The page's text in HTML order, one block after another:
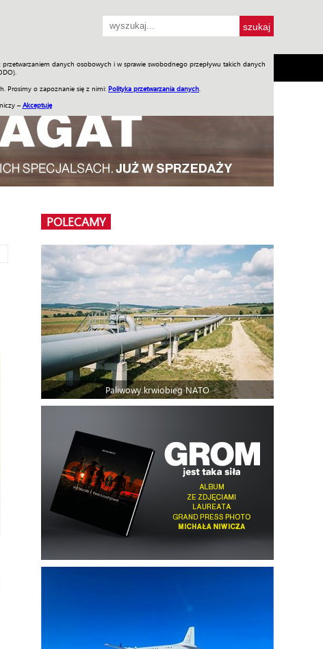
danych osobowych i w sprawie swobodnego przepływu takich danych
Prosimy o zapoznanie się z nimi: Polityka przetwarzania danych
– Akceptuję
SKLEP Jednodniówki Praca w WIW
POLECAMY
Paliwowy krwiobieg NATO